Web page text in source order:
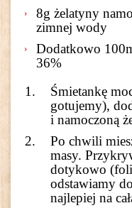
8g żelatyny
zimnej wody
Dodatkowo
36%
Śmietankę
gotujemy),
i namoczoną
Po chwili
masy.
dotykowo
odstawiamy
najlepiej na